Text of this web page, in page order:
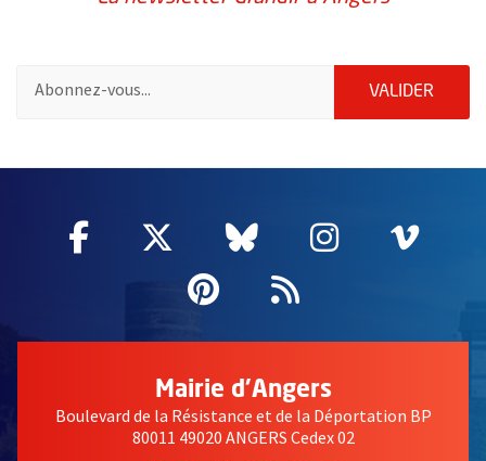
VALIDER
Facebook
, Ouvre une nouvelle fenêtre
Twitter
, Ouvre une nouvelle
Bluesky
, Ouvre une
Instagram
, Ouvre
,
Pinterest
, Ouvre une
Flux RSS
Mairie d'Angers
Boulevard de la Résistance et de la Déportation BP
80011 49020 ANGERS Cedex 02